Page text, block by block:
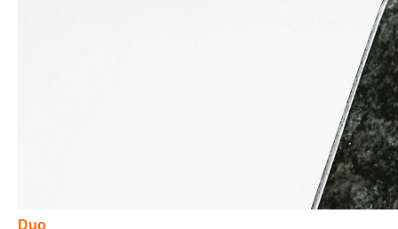
Duo